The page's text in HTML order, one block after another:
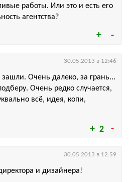
работы. Или это и есть его
агентства?
2
зашли. Очень далеко, за грань...
Очень редко случается,
всё, идея, копи,
30.05.2013 в 12:46
и дизайнера!
30.05.2013 в 12:59